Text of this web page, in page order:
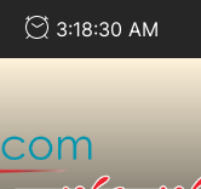
3:18:31 AM